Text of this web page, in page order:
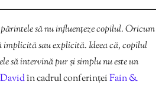
părintele să nu influențeze copilul. Oricum
sau explicită. Ideea că, copilul
să intervină pur și simplu nu este un
în cadrul conferințeiFain &